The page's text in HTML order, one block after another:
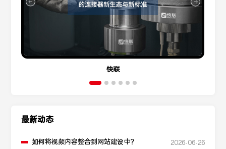
快联
最新动态
如何将视频内容整合到网站建设中？ 2026-06-26